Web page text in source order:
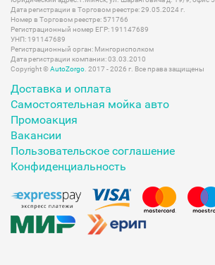
Дата регистрации в Торговом реестре: 29.05.2024 г.
Номер в Торговом реестре: 571766
Регистрационный номер ЕГР: 191147689
УНП: 191147689
Регистрационный орган: Мингорисполком
Дата регистрации компании: 03.03.2010
Copyright ©AutoZorgo . 2017 - 2026 г. Все права защищены
Доставка и оплата
Самостоятельная мойка авто
Промоакция
Вакансии
Пользовательское соглашение
Конфиденциальность